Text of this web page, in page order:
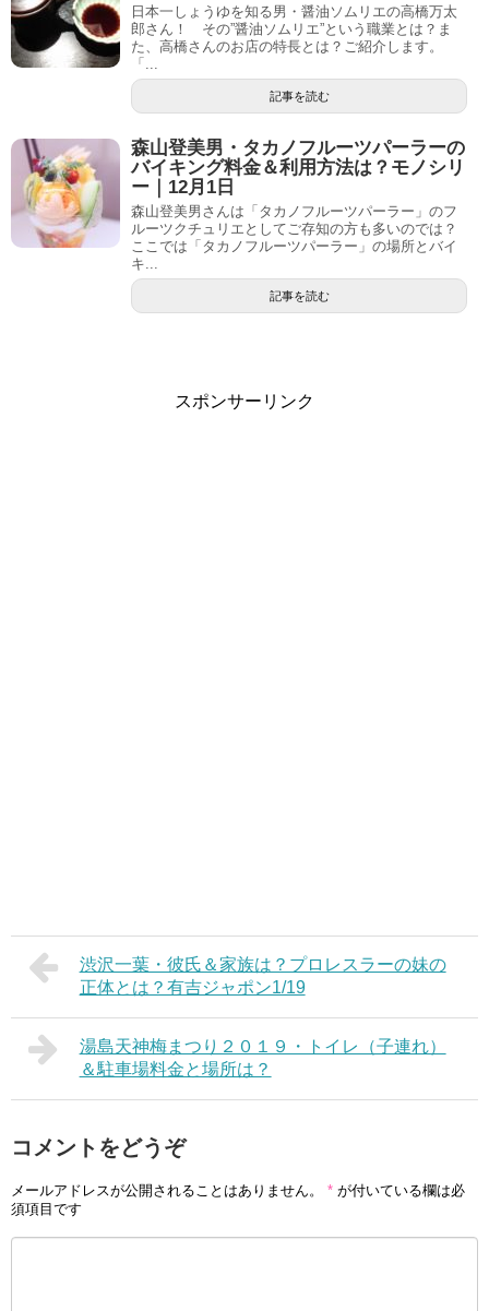
日本一しょうゆを知る男・醤油ソムリエの高橋万太
郎さん！ その”醤油ソムリエ”という職業とは？ま
た、高橋さんのお店の特長とは？ご紹介します。
「...
記事を読む
森山登美男・タカノフルーツパーラーの
バイキング料金＆利用方法は？モノシリ
ー｜12月1日
森山登美男さんは「タカノフルーツパーラー」のフ
ルーツクチュリエとしてご存知の方も多いのでは？
ここでは「タカノフルーツパーラー」の場所とバイ
キ...
記事を読む
スポンサーリンク
渋沢一葉・彼氏＆家族は？プロレスラーの妹の
正体とは？有吉ジャポン1/19
湯島天神梅まつり２０１９・トイレ（子連れ）
＆駐車場料金と場所は？
コメントをどうぞ
メールアドレスが公開されることはありません。 * が付いている欄は必
須項目です